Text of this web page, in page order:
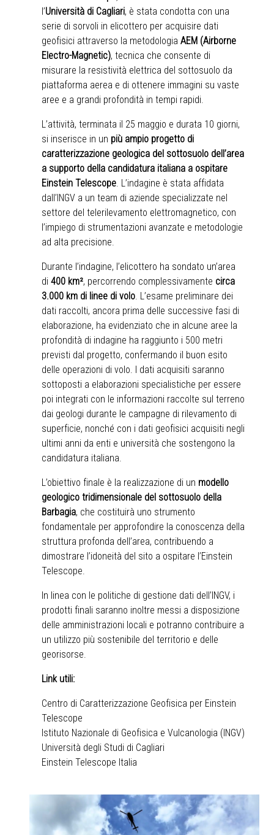
l’Università di Cagliari, è stata condotta con una
serie di sorvoli in elicottero per acquisire dati
geofisici attraverso la metodologia AEM (Airborne
Electro-Magnetic), tecnica che consente di
misurare la resistività elettrica del sottosuolo da
piattaforma aerea e di ottenere immagini su vaste
aree e a grandi profondità in tempi rapidi.
L’attività, terminata il 25 maggio e durata 10 giorni,
si inserisce in un più ampio progetto di
caratterizzazione geologica del sottosuolo dell’area
a supporto della candidatura italiana a ospitare
Einstein Telescope. L’indagine è stata affidata
dall’INGV a un team di aziende specializzate nel
settore del telerilevamento elettromagnetico, con
l’impiego di strumentazioni avanzate e metodologie
ad alta precisione.
Durante l’indagine, l’elicottero ha sondato un’area
di 400 km², percorrendo complessivamente circa
3.000 km di linee di volo. L’esame preliminare dei
dati raccolti, ancora prima delle successive fasi di
elaborazione, ha evidenziato che in alcune aree la
profondità di indagine ha raggiunto i 500 metri
previsti dal progetto, confermando il buon esito
delle operazioni di volo. I dati acquisiti saranno
sottoposti a elaborazioni specialistiche per essere
poi integrati con le informazioni raccolte sul terreno
dai geologi durante le campagne di rilevamento di
superficie, nonché con i dati geofisici acquisiti negli
ultimi anni da enti e università che sostengono la
candidatura italiana.
L’obiettivo finale è la realizzazione di un modello
geologico tridimensionale del sottosuolo della
Barbagia, che costituirà uno strumento
fondamentale per approfondire la conoscenza della
struttura profonda dell’area, contribuendo a
dimostrare l’idoneità del sito a ospitare l’Einstein
Telescope.
In linea con le politiche di gestione dati dell’INGV, i
prodotti finali saranno inoltre messi a disposizione
delle amministrazioni locali e potranno contribuire a
un utilizzo più sostenibile del territorio e delle
georisorse.
Link utili:
Centro di Caratterizzazione Geofisica per Einstein
Telescope
Istituto Nazionale di Geofisica e Vulcanologia (INGV)
Università degli Studi di Cagliari
Einstein Telescope Italia